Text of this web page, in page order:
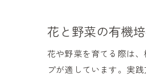
花と野菜の有機
花や野菜を育てる際は
プが適しています。実